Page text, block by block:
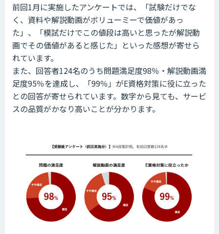
前回1月に実施したアンケートでは、「試験だけでな
く、資料や解説動画がボリューミーで価値があっ
た」、「模試だけでこの値段は高いと思ったが解説動
画でその価値があると感じた」といった感想が寄せら
れています。
また、回答者124名のうち問題満足度98％・解説動画満
足度95％を達成し、「99％」がE資格対策に役に立った
との回答が寄せられています。数字から見ても、サービ
スの品質がかなり高いことが分かります。